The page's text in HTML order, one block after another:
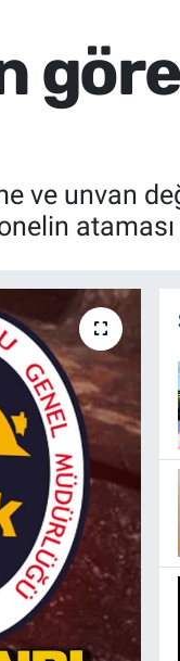
unvan